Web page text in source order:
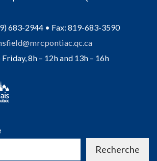
683-2944 • Fax: 819-683-3590
8h – 12h and 13h – 16h
Recherche